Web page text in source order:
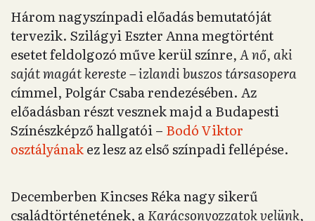
Három nagyszínpadi előadás bemutatóját
tervezik. Szilágyi Eszter Anna megtörtént
esetet feldolgozó műve kerül színre, A nő, aki
saját magát kereste – izlandi buszos társasopera
címmel, Polgár Csaba rendezésében. Az
előadásban részt vesznek majd a Budapesti
Színészképző hallgatói – Bodó Viktor
osztályánakez lesz az első színpadi fellépése.
Decemberben Kincses Réka nagy sikerű
családtörténetének, aKarácsonyozzatok velünk,